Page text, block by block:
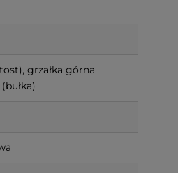
grzałka górna